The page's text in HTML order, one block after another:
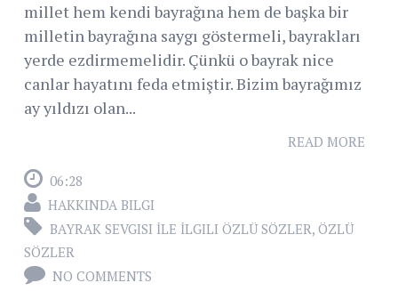
millet hem kendi bayrağına hem de başka bir
milletin bayrağına saygı göstermeli, bayrakları
yerde ezdirmemelidir. Çünkü o bayrak nice
canlar hayatını feda etmiştir. Bizim bayrağımız
ay yıldızı olan...
READ MORE
06:28
HAKKINDA BILGI
BAYRAK SEVGISI İLE İLGILI ÖZLÜ SÖZLER, ÖZLÜ
SÖZLER
NO COMMENTS